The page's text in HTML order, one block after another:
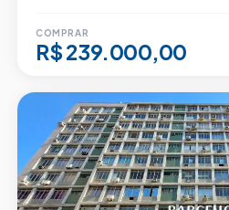
COMPRAR
R$ 239.000,00